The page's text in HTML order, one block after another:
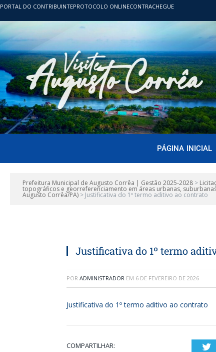
PORTAL DO CONTRIBUINTEPROTOCOLO ONLINECONTRACHEGUE
PÁGINA INICIAL
Prefeitura Municipal de Augusto Corrêa | Gestão 2025-2028 >
topográficos e georreferenciamento em áreas urbanas,
Augusto Corrêa/PA) > Justificativa do 1º termo aditivo ao contrato
Justificativa do 1º termo
POR ADMINISTRADOR EM 6 DE FEVEREIRO DE 2026
Justificativa do 1º termo aditivo ao contrato
COMPARTILHAR: